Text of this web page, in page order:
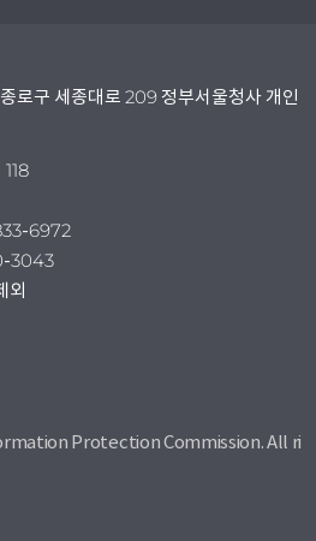
로구 세종대로 209 정부서울청사 개인
6972
3043
외
Protection Commission. All ri